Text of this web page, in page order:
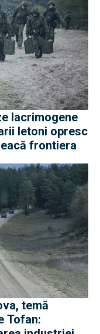
lacrimogene
letoni opresc
frontiera
temă
Tofan: